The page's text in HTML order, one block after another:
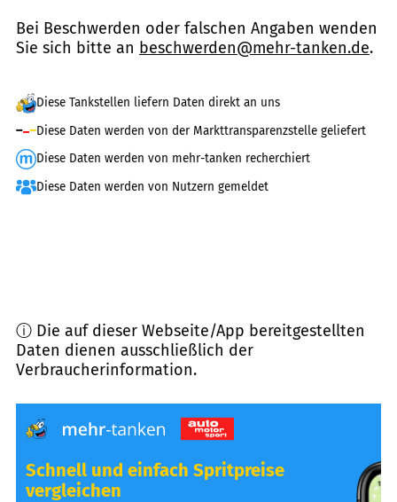
Bei Beschwerden oder falschen Angaben wenden
Sie sich bitte an beschwerden@mehr-tanken.de.
Diese Tankstellen liefern Daten direkt an uns
Diese Daten werden von der Markttransparenzstelle geliefert
Diese Daten werden von mehr-tanken recherchiert
Diese Daten werden von Nutzern gemeldet
ⓘ Die auf dieser Webseite/App bereitgestellten
Daten dienen ausschließlich der
Verbraucherinformation.
Schnell und einfach Spritpreise
vergleichen